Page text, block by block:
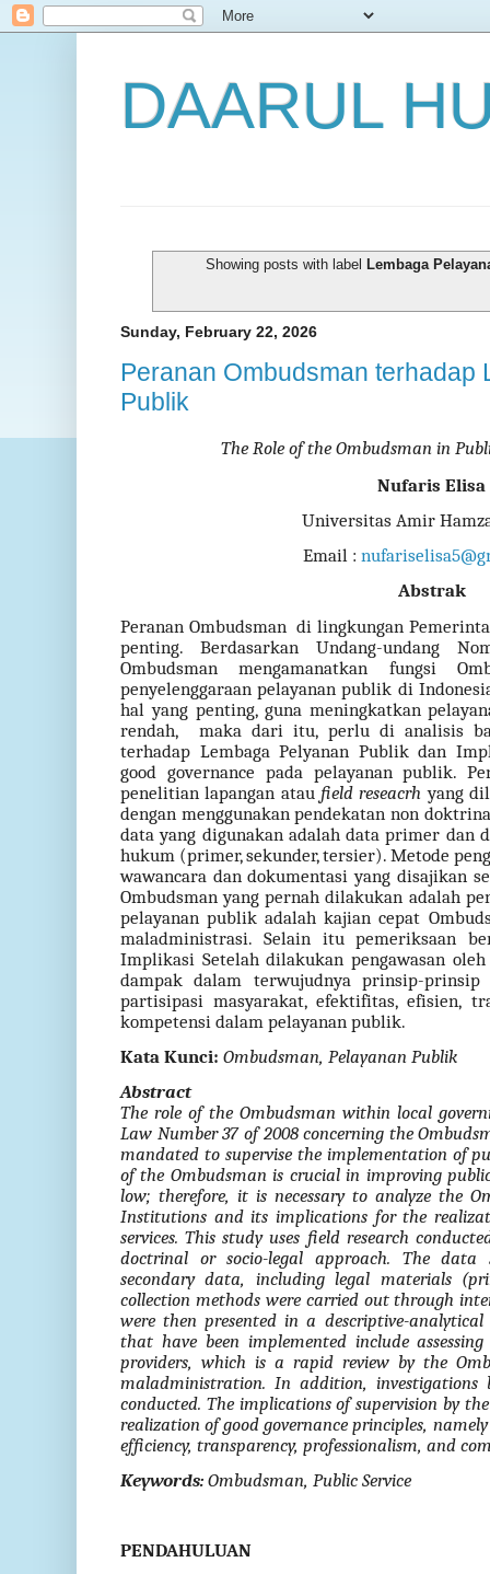
DAARUL
Showing posts with label Lembaga
Sunday, February 22, 2026
Peranan Ombudsman terhadap
Publik
The Role of the Ombudsman in
Nufaris Elisa
Universitas Amir
Email :
Abstrak
Peranan Ombudsman di lingkungan
penting. Berdasarkan Undang-undang
Ombudsman mengamanatkan fungsi
penyelenggaraan pelayanan publik di
hal yang penting, guna meningkatkan
rendah,
maka dari itu, perlu di analisis
terhadap Lembaga Pelyanan Publik dan
good governance pada pelayanan publik.
penelitian lapangan atau field reseacrh yang
dengan menggunakan pendekatan non
data yang digunakan adalah data primer dan
hukum (primer, sekunder, tersier). Metode
wawancara dan dokumentasi yang disajikan
Ombudsman yang pernah dilakukan adalah
pelayanan publik adalah kajian cepat
maladministrasi. Selain itu pemeriksaan
Implikasi Setelah dilakukan pengawasan
dampak dalam terwujudnya prinsip-
partisipasi masyarakat, efektifitas, efisien,
kompetensi dalam pelayanan publik.
Kata Kunci: Ombudsman, Pelayanan Publik
Abstract
The role of the Ombudsman within local
Law Number 37 of 2008 concerning the
mandated to supervise the implementation of
of the Ombudsman is crucial in improving
low; therefore, it is necessary to analyze the
Institutions and its implications for the
services. This study uses field research
doctrinal or socio-legal approach. The
secondary data, including legal materials
collection methods were carried out through
were then presented in a descriptive-analytical
that have been implemented include
providers, which is a rapid review by the
maladministration. In addition, investigations
conducted. The implications of supervision by
realization of good governance principles,
efficiency, transparency, professionalism, and
Keywords: Ombudsman, Public Service
PENDAHULUAN